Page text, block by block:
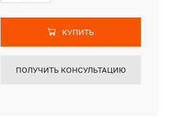
КУПИТЬ
ПОЛУЧИТЬ КОНСУЛЬТАЦИЮ